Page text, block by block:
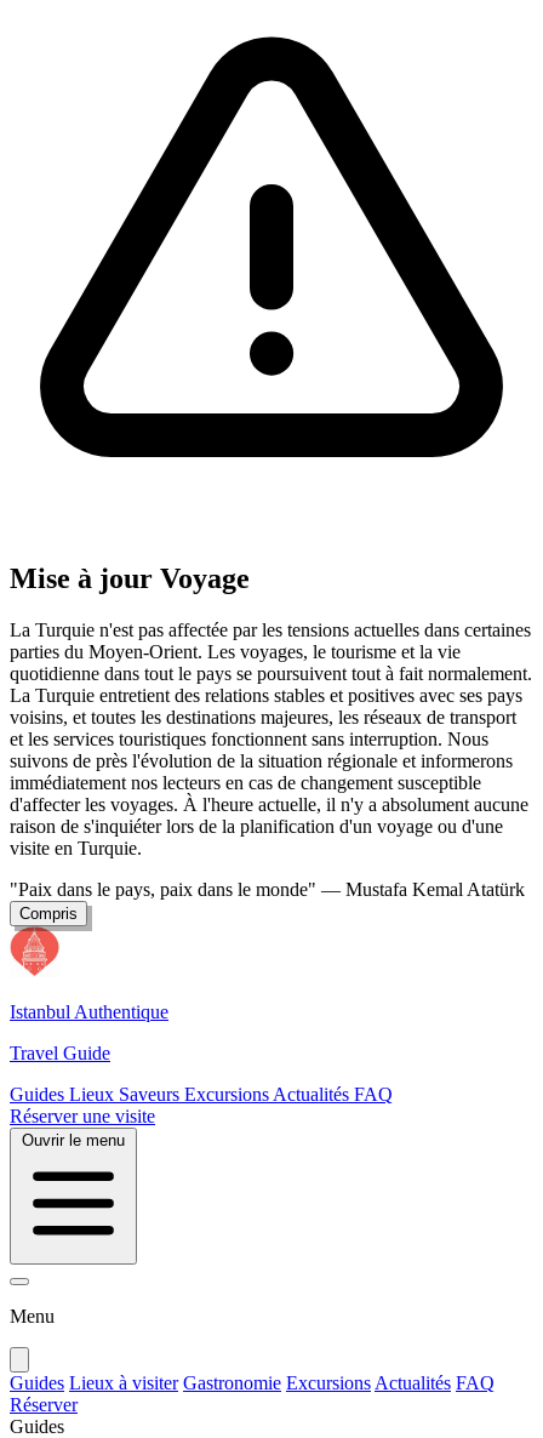
Mise à jour Voyage
La Turquie n'est pas affectée par les tensions actuelles dans certaines
parties du Moyen-Orient. Les voyages, le tourisme et la vie
quotidienne dans tout le pays se poursuivent tout à fait normalement.
La Turquie entretient des relations stables et positives avec ses pays
voisins, et toutes les destinations majeures, les réseaux de transport
et les services touristiques fonctionnent sans interruption. Nous
suivons de près l'évolution de la situation régionale et informerons
immédiatement nos lecteurs en cas de changement susceptible
d'affecter les voyages. À l'heure actuelle, il n'y a absolument aucune
raison de s'inquiéter lors de la planification d'un voyage ou d'une
visite en Turquie.
"Paix dans le pays, paix dans le monde" — Mustafa Kemal Atatürk
Compris
Istanbul Authentique
Travel Guide
Guides Lieux Saveurs Excursions Actualités FAQ
Réserver une visite
Ouvrir le menu
Menu
Guides Lieux à visiter Gastronomie Excursions Actualités FAQ
Réserver
Guides